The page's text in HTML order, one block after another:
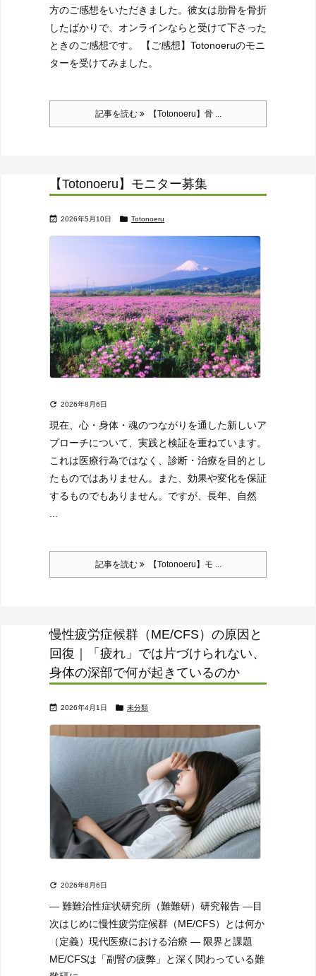
方のご感想をいただきました。 彼女は肋骨を骨折
したばかりで、オンラインならと受けて下さった
ときのご感想です。
【ご感想】 Totonoeruのモニ
ターを受けてみました。
記事を読む 【Totonoeru】骨 ...
【Totonoeru】モニター募集
 2026年5月10日  Totonoeru
 2026年8月6日
現在、 心・身体・魂のつながりを通した新しいア
プローチについて、 実践と検証を重ねています。
これは医療行為ではなく、診断・治療を目的とし
たものではありません。
また、効果や変化を保証
するものでもありません。 ですが、 長年、自然
記事を読む 【Totonoeru】モ ...
慢性疲労症候群（ME/CFS）の原因と
回復｜「疲れ」では片づけられない、
身体の深部で何が起きているのか
 2026年4月1日  未分類
 2026年8月6日
― 難難治性症状研究所（難難研）研究報告 ―目
次はじめに慢性疲労症候群（ME/CFS）とは何か
（定義） 現代医療における治療 ― 限界と課題
ME/CFSは「副腎の疲弊」と深く関わっている難